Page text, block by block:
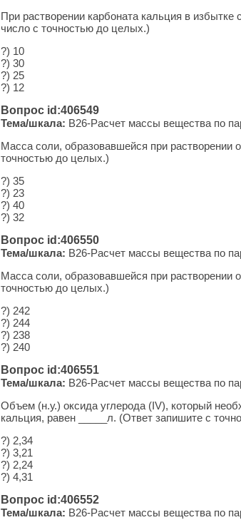
При растворении карбоната кальция в
число с точностью до целых.)
?) 10
?) 30
?) 25
?) 12
Вопрос id:406549
Тема/шкала: B26-Рас­чет массы ве­ще­ства по
Масса соли, образовавшейся при растворении
точностью до целых.)
?) 35
?) 23
?) 40
?) 32
Вопрос id:406550
Тема/шкала: B26-Рас­чет массы ве­ще­ства по
Масса соли, образовавшейся при растворении
точностью до целых.)
?) 242
?) 244
?) 238
?) 240
Вопрос id:406551
Тема/шкала: B26-Рас­чет массы ве­ще­ства по
Объем (н.у.) оксида углерода (IV), который
кальция, равен _____л. (Ответ запишите с
?) 2,34
?) 3,21
?) 2,24
?) 4,31
Вопрос id:406552
Тема/шкала: B26-Рас­чет массы ве­ще­ства по